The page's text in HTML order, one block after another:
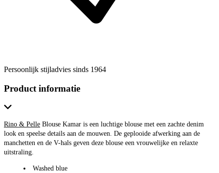
Persoonlijk stijladvies sinds 1964
Product informatie
Rino & Pelle Blouse Kamar is een luchtige blouse met een zachte denim
look en speelse details aan de mouwen. De geplooide afwerking aan de
manchetten en de V-hals geven deze blouse een vrouwelijke en relaxte
uitstraling.
Washed blue